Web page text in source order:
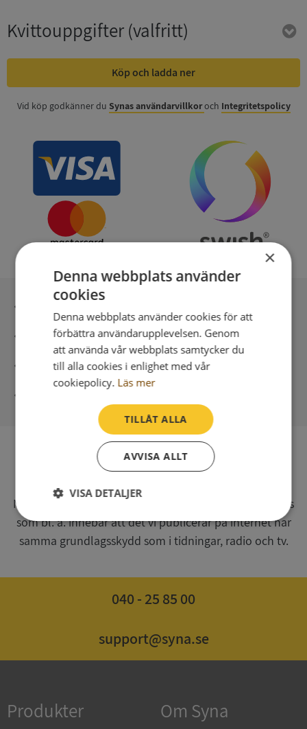
Kvittouppgifter(valfritt)
Köp och ladda ner
Vid köp godkänner du Synas användarvillkoroch Integritetspolicy
Säker betalning med stripe
Direkt digital leverans
Syna har för webbplatsen www.syna.se ett av
Myndigheten för press, radio och tv s.k. utgivningsbevis
som bl. a. innebär att det vi publicerar på internet har
samma grundlagsskydd som i tidningar, radio och tv.
040 - 25 85 00
support@syna.se
Produkter Om Syna
×
Denna webbplats använder
cookies
Denna webbplats använder cookies för att
förbättra användarupplevelsen. Genom
att använda vår webbplats samtycker du
till alla cookies i enlighet med vår
cookiepolicy. Läs mer
TILLÅT ALLA
AVVISA ALLT
VISA DETALJER
Strikt
nödvändigt
Prestanda Inriktning